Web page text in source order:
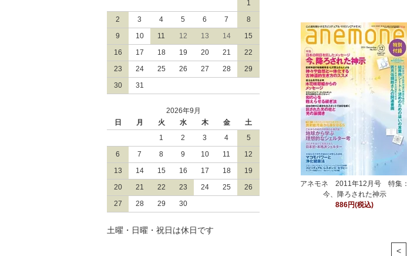
アネモネ 2011年12月号 特集：
今、降ろされた神示
886円(税込)
<
1
2
3 4 5 6 7
8
9
10 11 12 13 14
15
16
17 18 19 20 21
22
23
24 25 26 27 28
29
30
31
2026年9月
日
月 火 水 木 金
土
1
2 3 4
5
6
7 8 9 10 11
12
13
14 15 16 17 18
19
20
21 22 23 24 25
26
27
28 29 30
土曜・日曜・祝日は休日です